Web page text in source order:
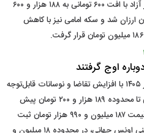
کاهش یافت. در جدول منتشرشده، دلار آزاد با افت ۶۰۰ تومانی به ۱۸۸ هزار و ۶۰۰
۱۸ عیار ۱۲۰ هزار تومان ارزان شد و سکه امامی نیز با کاهش
اوج گرفتند
بازار ارز، طلا و سکه روز پنجشنبه ۲۵ تیر ۱۴۰۵ با افزایش تقاضا و نوسانات قابل‌توجه
آغاز شد. دلار آزاد در معاملات صبحگاهی تا محدوده ۱۸۹ هزار و ۲۰۰ تومان پیش
رفت و سکه امامی نیز در یک مقطع با قیمت ۱۸۷ میلیون و ۹۹۰ هزار تومان ثبت